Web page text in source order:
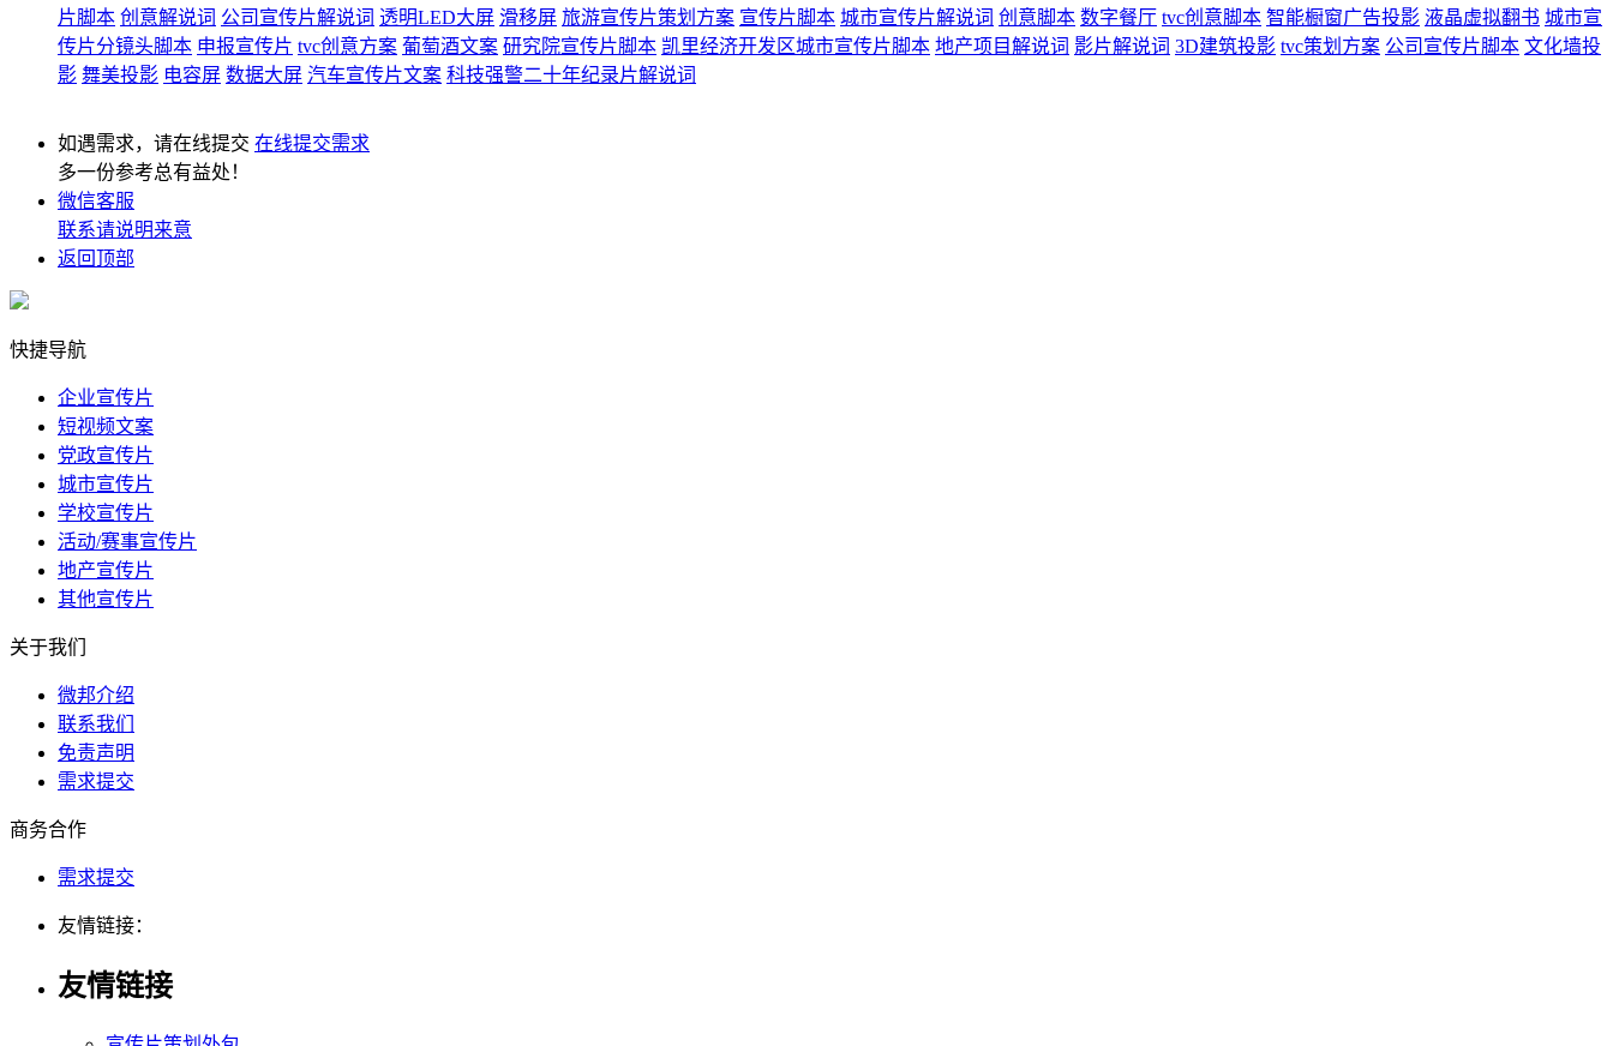
片脚本 创意解说词 公司宣传片解说词 透明LED大屏 滑移屏 旅游宣传片策划方案 宣传片脚本 城市宣传片解说词 创意脚本 数字餐厅 tvc创意脚本 智能橱窗广告投影 液晶虚拟翻书 城市宣
传片分镜头脚本 申报宣传片 tvc创意方案 葡萄酒文案 研究院宣传片脚本 凯里经济开发区城市宣传片脚本 地产项目解说词 影片解说词 3D建筑投影 tvc策划方案 公司宣传片脚本 文化墙投
影 舞美投影 电容屏 数据大屏 汽车宣传片文案 科技强警二十年纪录片解说词
如遇需求，请在线提交 在线提交需求
多一份参考总有益处！
微信客服
联系请说明来意
返回顶部
快捷导航
企业宣传片
短视频文案
党政宣传片
城市宣传片
学校宣传片
活动/赛事宣传片
地产宣传片
其他宣传片
关于我们
微邦介绍
联系我们
免责声明
需求提交
商务合作
需求提交
友情链接：
友情链接